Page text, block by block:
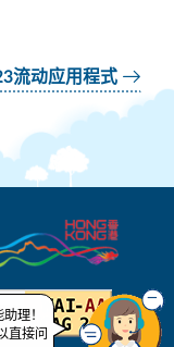
流动应用程式
理！
直接问